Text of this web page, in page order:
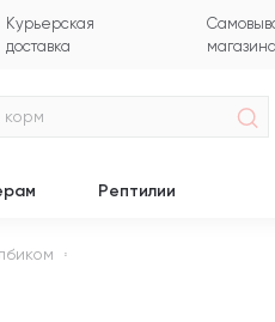
Курьерская
доставка
Рептилии